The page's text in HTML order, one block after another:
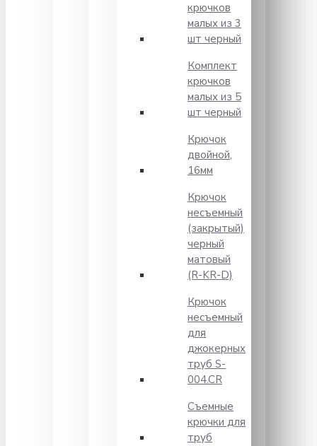
крючков
малых из 3
шт черный
Комплект
крючков
малых из 5
шт черный
Крючок
двойной,
16мм
Крючок
несъемный
(закрытый)
черный
матовый
(R-KR-D)
Крючок
несъемный
для
джокерных
труб S-
004.CR
Съемные
крючки для
труб